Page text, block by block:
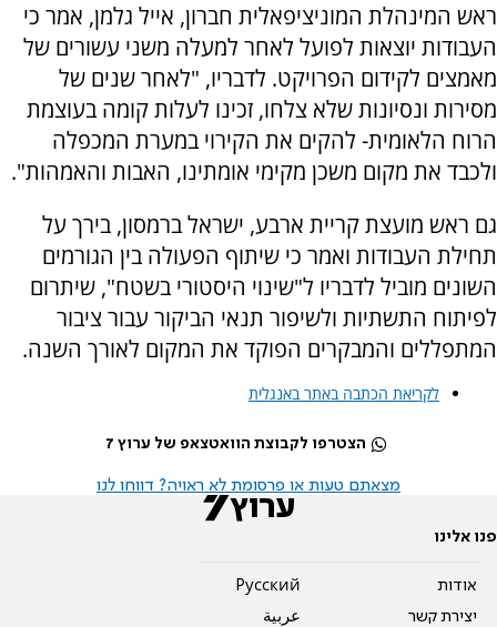
ראש המינהלת המוניציפאלית חברון, אייל גלמן, אמר כי
העבודות יוצאות לפועל לאחר למעלה משני עשורים של
מאמצים לקידום הפרויקט. לדבריו, "לאחר שנים של
מסירות ונסיונות שלא צלחו, זכינו לעלות קומה בעוצמת
הרוח הלאומית- להקים את הקירוי במערת המכפלה
ולכבד את מקום משכן מקימי אומתינו, האבות והאמהות".
גם ראש מועצת קריית ארבע, ישראל ברמסון, בירך על
תחילת העבודות ואמר כי שיתוף הפעולה בין הגורמים
השונים מוביל לדבריו ל"שינוי היסטורי בשטח", שיתרום
לפיתוח התשתיות ולשיפור תנאי הביקור עבור ציבור
המתפללים והמבקרים הפוקד את המקום לאורך השנה.
לקריאת הכתבה באתר באנגלית
הצטרפו לקבוצת הוואטצאפ של ערוץ 7
מצאתם טעות או פרסומת לא ראויה? דווחו לנו
פנו אלינו
אודות
יצירת קשר
Pусский
عربية